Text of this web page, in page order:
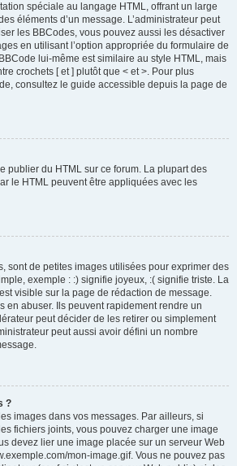
spéciale au langage HTML, offrant un large
éléments d’un message. L’administrateur peut
les BBCodes, vous pouvez aussi les désactiver
en utilisant l’option appropriée du formulaire de
lui-même est similaire au style HTML, mais
crochets [ et ] plutôt que < et >. Pour plus
consultez le guide accessible depuis la page de
publier du HTML sur ce forum. La plupart des
le HTML peuvent être appliquées avec les
sont de petites images utilisées pour exprimer des
exemple : :) signifie joyeux, :( signifie triste. La
visible sur la page de rédaction de message.
en abuser. Ils peuvent rapidement rendre un
peut décider de les retirer ou simplement
peut aussi avoir défini un nombre
?
images dans vos messages. Par ailleurs, si
fichiers joints, vous pouvez charger une image
devez lier une image placée sur un serveur Web
mon-image.gif. Vous ne pouvez pas